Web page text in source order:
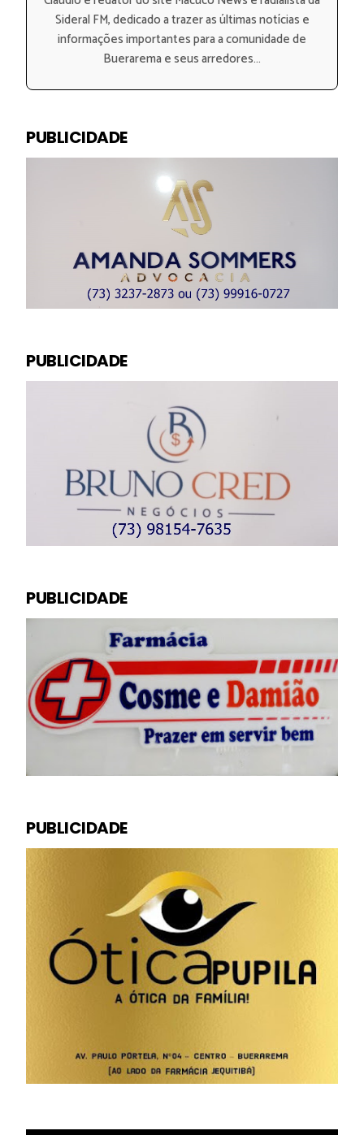
Sideral FM, dedicado a trazer as últimas notícias e
informações importantes para a comunidade de
Buerarema e seus arredores...
PUBLICIDADE
PUBLICIDADE
PUBLICIDADE
PUBLICIDADE